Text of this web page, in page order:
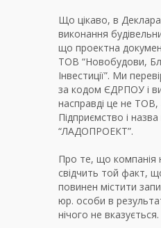
Що цікаво, в
виконання
що проектна
ТОВ “Новобудови,
Інвестиції”. Ми
за кодом ЄДРПОУ і
насправді це не
Підприємство і
“ЛАДОПРОЕКТ”.
Про те, що компанія
свідчить той факт,
повинен містити
юр. особи в
нічого не вказується.